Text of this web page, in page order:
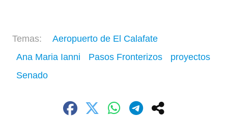
Aeropuerto de El Calafate
Ana Maria Ianni
Pasos Fronterizos
proyectos
Senado